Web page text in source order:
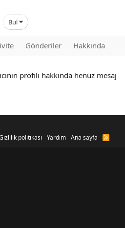
Bul
Gönderiler Hakkında
profili hakkında henüz mesaj
politikası Yardım Ana sayfa
R